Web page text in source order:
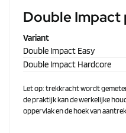
Double Impact
Variant
Double Impact Easy
Double Impact Hardcore
Let op: trekkracht wordt
de praktijk kan de werkelijke
oppervlak en de hoek van